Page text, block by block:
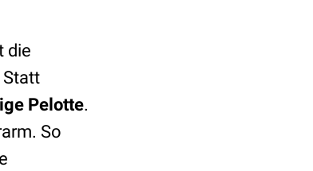
die
Statt
Pelotte.
So